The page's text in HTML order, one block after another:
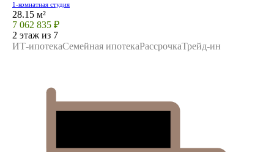
1-комнатная студия
28.15 м²
7 062 835 ₽
2 этаж из 7
ИТ-ипотекаСемейная ипотекаРассрочкаТрейд-ин